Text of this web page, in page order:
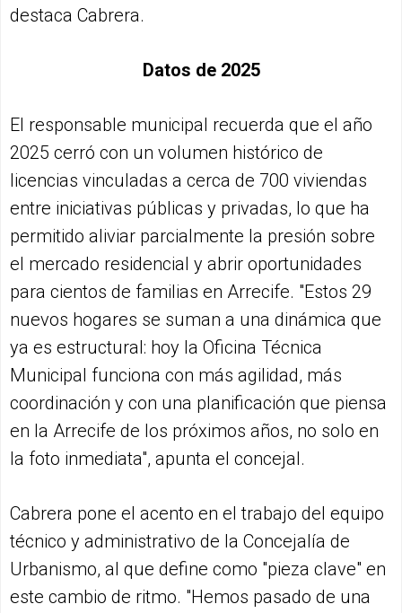
destaca Cabrera.
Datos de 2025
El responsable municipal recuerda que el año
2025 cerró con un volumen histórico de
licencias vinculadas a cerca de 700 viviendas
entre iniciativas públicas y privadas, lo que ha
permitido aliviar parcialmente la presión sobre
el mercado residencial y abrir oportunidades
para cientos de familias en Arrecife. "Estos 29
nuevos hogares se suman a una dinámica que
ya es estructural: hoy la Oficina Técnica
Municipal funciona con más agilidad, más
coordinación y con una planificación que piensa
en la Arrecife de los próximos años, no solo en
la foto inmediata", apunta el concejal.
Cabrera pone el acento en el trabajo del equipo
técnico y administrativo de la Concejalía de
Urbanismo, al que define como "pieza clave" en
este cambio de ritmo. "Hemos pasado de una